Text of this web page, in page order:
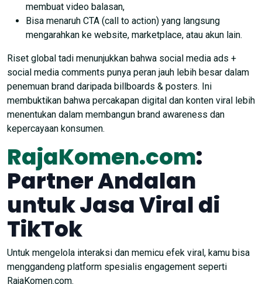
membuat video balasan,
Bisa menaruh CTA (call to action) yang langsung
mengarahkan ke website, marketplace, atau akun lain.
Riset global tadi menunjukkan bahwa social media ads +
social media comments punya peran jauh lebih besar dalam
penemuan brand daripada billboards & posters. Ini
membuktikan bahwa percakapan digital dan konten viral lebih
menentukan dalam membangun brand awareness dan
kepercayaan konsumen.
RajaKomen.com:
Partner Andalan
untuk Jasa Viral di
TikTok
Untuk mengelola interaksi dan memicu efek viral, kamu bisa
menggandeng platform spesialis engagement seperti
RajaKomen.com.